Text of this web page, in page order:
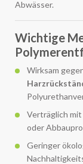
Abwässer.
Wichtige
Wirksam
Verträglich
oder
Geringer